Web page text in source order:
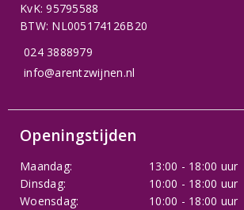
KvK: 95795588
BTW: NL005174126B20
024 3888979
info@arentzwijnen.nl
Openingstijden
Maandag:
13:00 - 18:00 uur
Dinsdag:
10:00 - 18:00 uur
Woensdag:
10:00 - 18:00 uur